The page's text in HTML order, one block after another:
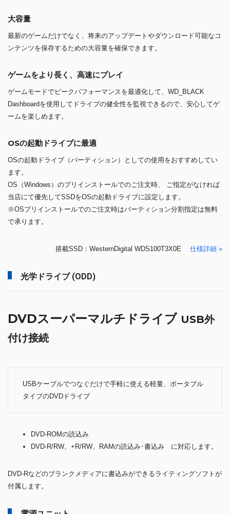
大容量
最新のゲームだけでなく、将来のアップデートやダウンロード可能なコ
ンテンツを保存するための大容量を確保できます。
ゲームをより長く、高速にプレイ
ゲームモードでピークパフォーマンスを最適化して、WD_BLACK
Dashboardを使用してドライブの健全性を監視できるので、安心してゲ
ームを楽しめます。
OSの起動ドライブに最適
OSの起動ドライブ（パーティション）としての使用をおすすめしてい
ます。
OS（Windows）のプリインストールでのご注文時、 ご指定がなければ
当店にて優先してSSDをOSの起動ドライブに設定します。
※OSプリインストールでのご注文時はパーティション分割指定は無料
で承ります。
搭載SSD：WesternDigital WDS100T3X0E 仕様詳細 »
光学ドライブ (ODD)
DVDスーパーマルチドライブ USB外
付け接続
USBケーブルでつなぐだけで手軽に使える軽量、ポータブル
タイプのDVDドライブ
DVD-ROMの読込み
DVD-R/RW、+R/RW、RAMの読込み･書込み に対応します。
DVD-Rなどのブランクメディアに書込みができるライティングソフトが
付属します。